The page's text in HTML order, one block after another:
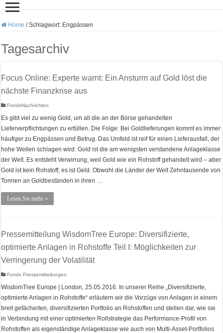
Home / Schlagwort: Engpässen
Tagesarchiv
Focus Online: Experte warnt: Ein Ansturm auf Gold löst die
nächste Finanzkrise aus
FondsNachrichten
Es gibt viel zu wenig Gold, um all die an der Börse gehandelten
Lieferverpflichtungen zu erfüllen. Die Folge: Bei Goldlieferungen kommt es immer
häufiger zu Engpässen und Betrug. Das Umfeld ist reif für einen Lieferausfall, der
hohe Wellen schlagen wird. Gold ist die am wenigsten verstandene Anlageklasse
der Welt. Es entsteht Verwirrung, weil Gold wie ein Rohstoff gehandelt wird – aber
Gold ist kein Rohstoff, es ist Geld. Obwohl die Länder der Welt Zehntausende von
Tonnen an Goldbeständen in ihren …
Lesen Sie mehr »
Pressemitteilung WisdomTree Europe: Diversifizierte,
optimierte Anlagen in Rohstoffe Teil I: Möglichkeiten zur
Verringerung der Volatilität
Fonds Pressemitteilungen
WisdomTree Europe | London, 25.05.2016. In unserer Reihe „Diversifizierte,
optimierte Anlagen in Rohstoffe“ erläutern wir die Vorzüge von Anlagen in einem
breit gefächerten, diversifizierten Portfolio an Rohstoffen und stellen dar, wie sie
in Verbindung mit einer optimierten Rollstrategie das Performance-Profil von
Rohstoffen als eigenständige Anlageklasse wie auch von Multi-Asset-Portfolios